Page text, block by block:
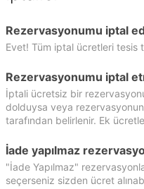
Rezervasyonumu iptal
Evet! Tüm iptal ücretleri tesis
Rezervasyonumu iptal
İptali ücretsiz bir
dolduysa veya
tarafından belirlenir. Ek
İade yapılmaz
"İade Yapılmaz"
seçerseniz sizden ücret